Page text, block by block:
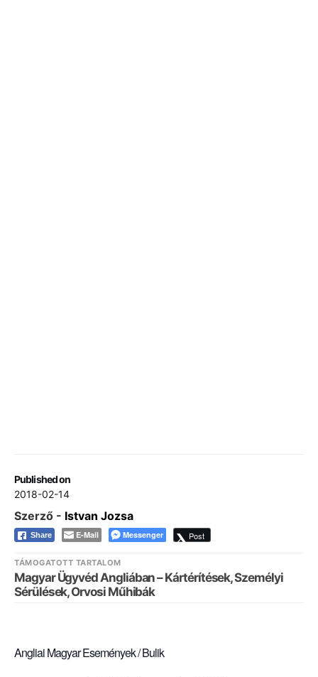
Published on
2018-02-14
Szerző - Istvan Jozsa
Share E-Mail Messenger Post
TÁMOGATOTT TARTALOM
Magyar Ügyvéd Angliában – Kártérítések, Személyi
Sérülések, Orvosi Műhibák
Angliai Magyar Események / Bulik